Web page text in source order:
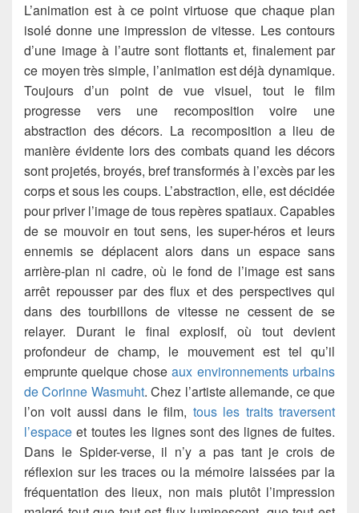
L’animation est à ce point virtuose que chaque plan
isolé donne une impression de vitesse. Les contours
d’une image à l’autre sont flottants et, finalement par
ce moyen très simple, l’animation est déjà dynamique.
Toujours d’un point de vue visuel, tout le film
progresse vers une recomposition voire une
abstraction des décors. La recomposition a lieu de
manière évidente lors des combats quand les décors
sont projetés, broyés, bref transformés à l’excès par les
corps et sous les coups. L’abstraction, elle, est décidée
pour priver l’image de tous repères spatiaux. Capables
de se mouvoir en tout sens, les super-héros et leurs
ennemis se déplacent alors dans un espace sans
arrière-plan ni cadre, où le fond de l’image est sans
arrêt repousser par des flux et des perspectives qui
dans des tourbillons de vitesse ne cessent de se
relayer. Durant le final explosif, où tout devient
profondeur de champ, le mouvement est tel qu’il
emprunte quelque choseaux environnements urbains
de Corinne Wasmuht. Chez l’artiste allemande, ce que
l’on voit aussi dans le film, tous les traits traversent
l’espace et toutes les lignes sont des lignes de fuites.
Dans le Spider-verse, il n’y a pas tant je crois de
réflexion sur les traces ou la mémoire laissées par la
fréquentation des lieux, non mais plutôt l’impression